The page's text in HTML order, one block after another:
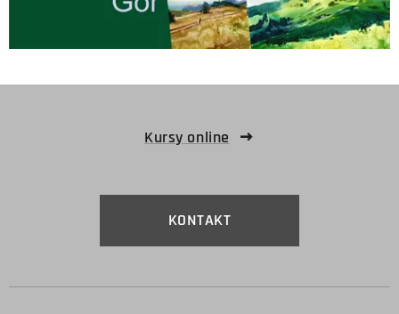
Kursy online
KONTAKT